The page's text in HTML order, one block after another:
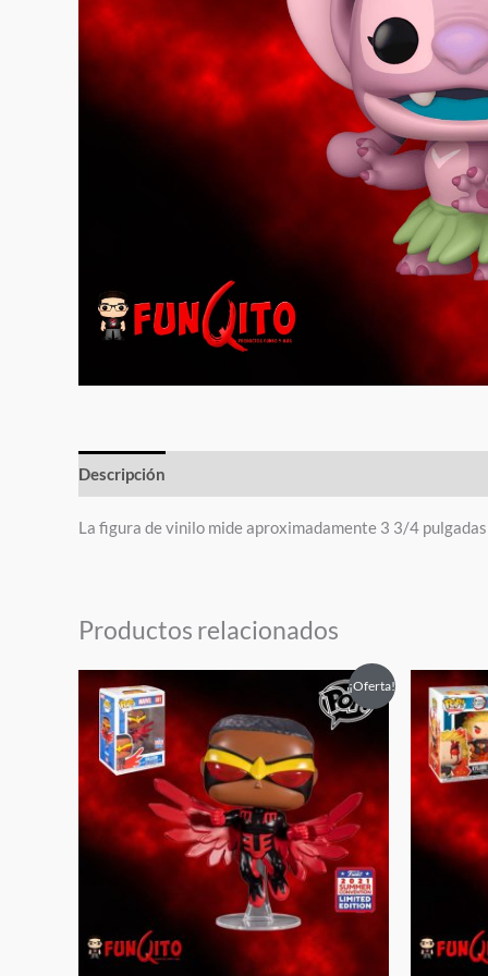
Descripción
La figura de vinilo mide aproximadamente 3 3/4
Productos relacionados
¡Oferta!
El
precio
original
era:
$45.00.
actual
es:
$20.00.
El
era: